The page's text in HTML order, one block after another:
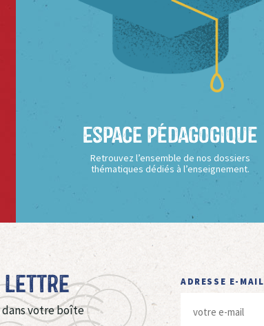
Espace Pédagogique
Retrouvez l’ensemble de nos dossiers
thématiques dédiés à l’enseignement.
Lettre
dans votre boîte
ADRESSE E-MAIL